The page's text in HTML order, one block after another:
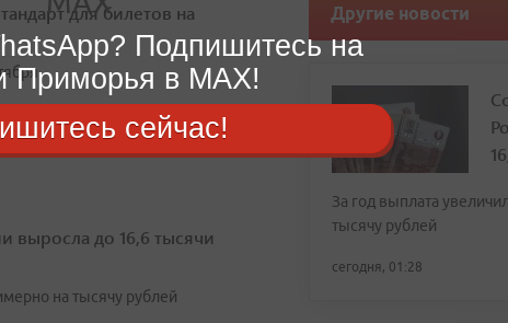
для билетов на
выросла до 16,6 тысячи
на тысячу рублей
Другие новости
За год выплата
тысячу рублей
сегодня, 01:28
Подпишитесь на
Приморья в MAX!
сейчас!